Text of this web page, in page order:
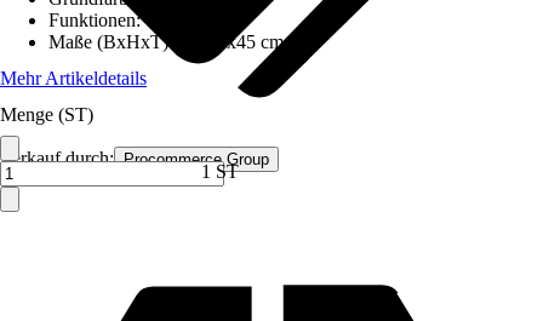
Verkauf durch: Procommerce Group
Funktionen:-
Maße (BxHxT)
99x53x45 cm
Mehr Artikeldetails
Menge (ST)
1 ST